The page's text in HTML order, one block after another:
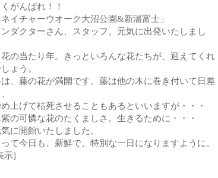
がんばれ！！
イチャーウオーク大沼公園&新湯富士」
ダクターさん、スタッフ。元気に出発いたしまし
の当たり年。きっといろんな花たちが、迎えてくれ
ょう。
、藤の花が満開です。藤は他の木に巻き付いて日差
上げて枯死させることもあるといいますが・・・
の可憐な花のたくましさ。生きるために・・・
に開館いたしました。
て今日も、新鮮で、特別な一日になりますように。
示]